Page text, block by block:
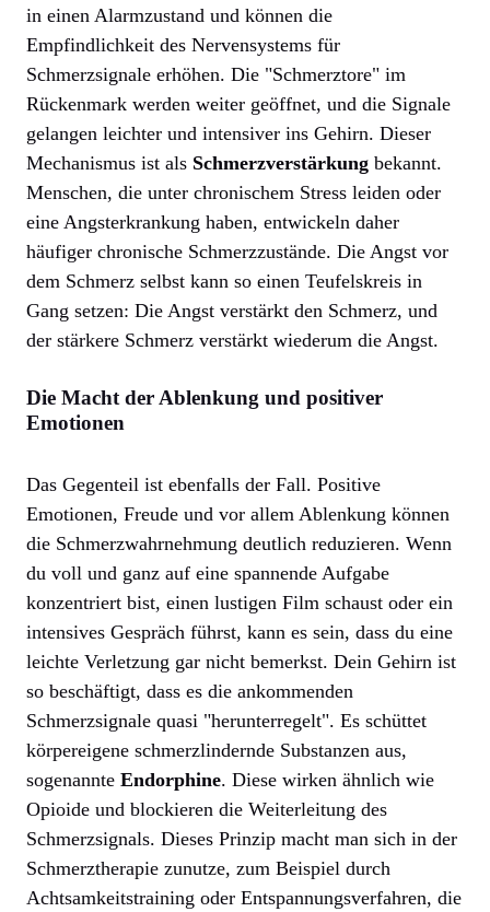
in einen Alarmzustand und können die
Empfindlichkeit des Nervensystems für
Schmerzsignale erhöhen. Die "Schmerztore" im
Rückenmark werden weiter geöffnet, und die Signale
gelangen leichter und intensiver ins Gehirn. Dieser
Mechanismus ist als Schmerzverstärkung bekannt.
Menschen, die unter chronischem Stress leiden oder
eine Angsterkrankung haben, entwickeln daher
häufiger chronische Schmerzzustände. Die Angst vor
dem Schmerz selbst kann so einen Teufelskreis in
Gang setzen: Die Angst verstärkt den Schmerz, und
der stärkere Schmerz verstärkt wiederum die Angst.
Die Macht der Ablenkung und positiver
Emotionen
Das Gegenteil ist ebenfalls der Fall. Positive
Emotionen, Freude und vor allem Ablenkung können
die Schmerzwahrnehmung deutlich reduzieren. Wenn
du voll und ganz auf eine spannende Aufgabe
konzentriert bist, einen lustigen Film schaust oder ein
intensives Gespräch führst, kann es sein, dass du eine
leichte Verletzung gar nicht bemerkst. Dein Gehirn ist
so beschäftigt, dass es die ankommenden
Schmerzsignale quasi "herunterregelt". Es schüttet
körpereigene schmerzlindernde Substanzen aus,
sogenannte Endorphine. Diese wirken ähnlich wie
Opioide und blockieren die Weiterleitung des
Schmerzsignals. Dieses Prinzip macht man sich in der
Schmerztherapie zunutze, zum Beispiel durch
Achtsamkeitstraining oder Entspannungsverfahren, die